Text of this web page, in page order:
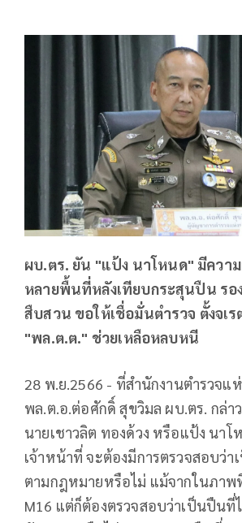
ผบ.ตร. ยัน "แป้ง นาโหนด" มีควา
หลายพื้นที่หลังเทียบกระสุนปืน รอ
สืบสวน ขอให้เชื่อมั่นตำรวจ ตั้งจเ
"พล.ต.ต." ช่วยเหลือหลบหนี
28 พ.ย.2566 - ที่สำนักงานตำรวจแ
พล.ต.อ.ต่อศักดิ์ สุขวิมล ผบ.ตร. กล่า
นายเชาวลิต ทองด้วง หรือแป้ง นา
เจ้าหน้าที่ จะต้องมีการตรวจสอบว่
ตามกฎหมายหรือไม่ แม้จากในภา
M16 แต่ก็ต้องตรวจสอบว่าเป็นปืนที่